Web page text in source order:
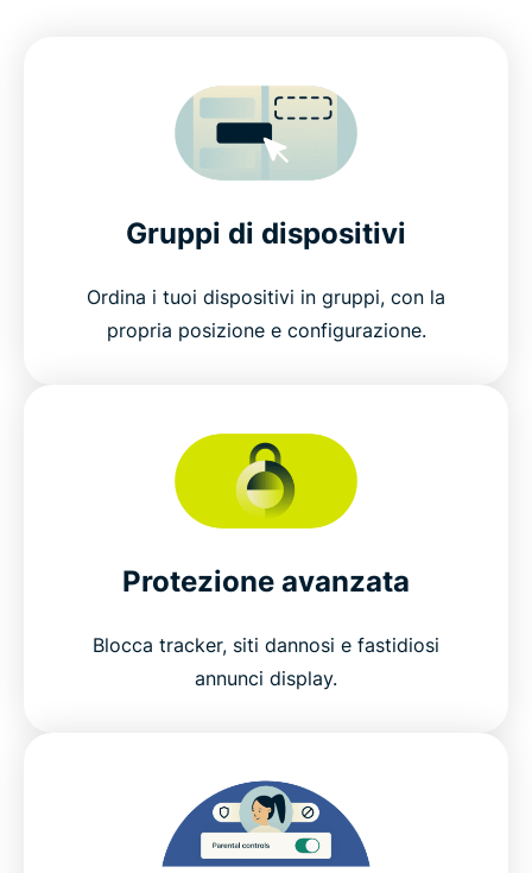
Gruppi di dispositivi
Ordina i tuoi dispositivi in gruppi, con la
propria posizione e configurazione.
Protezione avanzata
Blocca tracker, siti dannosi e fastidiosi
annunci display.